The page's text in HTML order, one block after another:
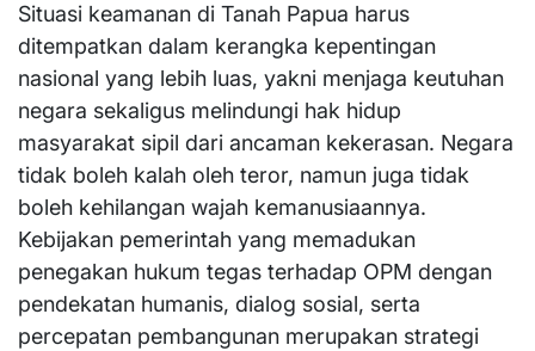
Situasi keamanan di Tanah Papua harus
ditempatkan dalam kerangka kepentingan
nasional yang lebih luas, yakni menjaga keutuhan
negara sekaligus melindungi hak hidup
masyarakat sipil dari ancaman kekerasan. Negara
tidak boleh kalah oleh teror, namun juga tidak
boleh kehilangan wajah kemanusiaannya.
Kebijakan pemerintah yang memadukan
penegakan hukum tegas terhadap OPM dengan
pendekatan humanis, dialog sosial, serta
percepatan pembangunan merupakan strategi